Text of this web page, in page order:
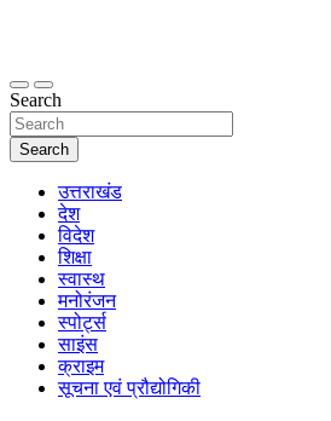
thetoptennews.com
Search
Search
उत्तराखंड
देश
विदेश
शिक्षा
स्वास्थ
मनोरंजन
स्पोर्ट्स
साइंस
क्राइम
सूचना एवं प्रौद्योगिकी